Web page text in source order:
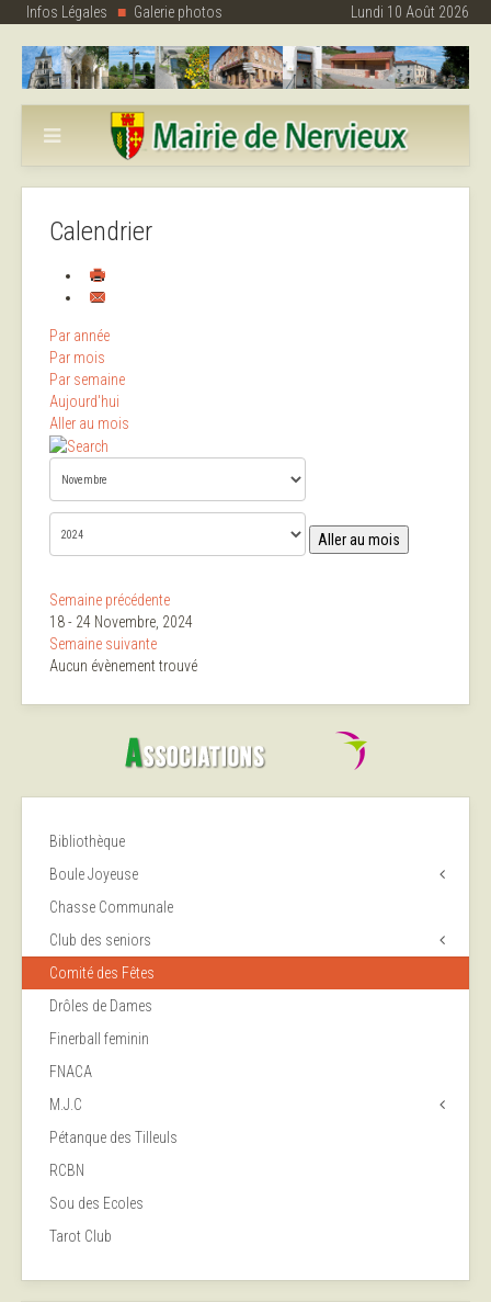
Infos Légales Galerie photos Lundi 10 Août 2026
Calendrier
Par année
Par mois
Par semaine
Aujourd'hui
Aller au mois
Aller au mois
Semaine précédente
18 - 24 Novembre, 2024
Semaine suivante
Aucun évènement trouvé
Bibliothèque
Boule Joyeuse
Chasse Communale
Club des seniors
Comité des Fêtes
Drôles de Dames
Finerball feminin
FNACA
M.J.C
Pétanque des Tilleuls
RCBN
Sou des Ecoles
Tarot Club